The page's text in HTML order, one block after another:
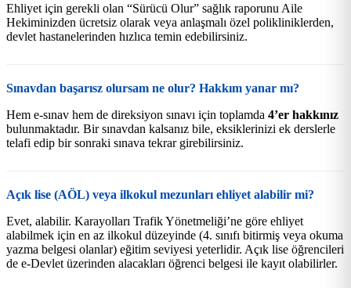
Ehliyet için gerekli olan “Sürücü Olur” sağlık raporunu Aile
Hekiminizden ücretsiz olarak veya anlaşmalı özel polikliniklerden,
devlet hastanelerinden hızlıca temin edebilirsiniz.
Sınavdan başarısz olursam ne olur? Hakkım yanar mı?
Hem e-sınav hem de direksiyon sınavı için toplamda 4’er hakkınız
bulunmaktadır. Bir sınavdan kalsanız bile, eksiklerinizi ek derslerle
telafi edip bir sonraki sınava tekrar girebilirsiniz.
Açık lise (AÖL) veya ilkokul mezunları ehliyet alabilir mi?
Evet, alabilir. Karayolları Trafik Yönetmeliği’ne göre ehliyet
alabilmek için en az ilkokul düzeyinde (4. sınıfı bitirmiş veya okuma
yazma belgesi olanlar) eğitim seviyesi yeterlidir. Açık lise öğrencileri
de e-Devlet üzerinden alacakları öğrenci belgesi ile kayıt olabilirler.